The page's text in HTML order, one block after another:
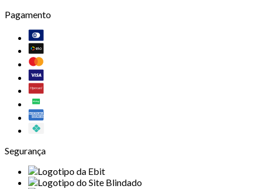
Pagamento
Segurança